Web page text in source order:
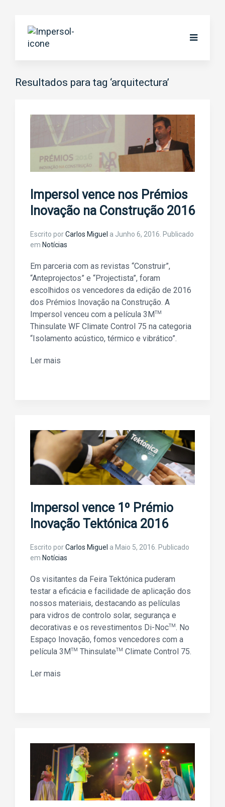
Resultados para tag ‘arquitectura’
Impersol vence nos Prémios
Inovação na Construção 2016
Escrito porCarlos Miguel a Junho 6, 2016 . Publicado
em Notícias
Em parceria com as revistas “Construir”,
“Anteprojectos” e “Projectista”, foram
escolhidos os vencedores da edição de 2016
dos Prémios Inovação na Construção. A
Impersol venceu com a película 3MTM
Thinsulate WF Climate Control 75 na categoria
“Isolamento acústico, térmico e vibrático”.
Ler mais
Impersol vence 1º Prémio
Inovação Tektónica 2016
Escrito porCarlos Miguel a Maio 5, 2016. Publicado
em Notícias
Os visitantes da Feira Tektónica puderam
testar a eficácia e facilidade de aplicação dos
nossos materiais, destacando as películas
para vidros de controlo solar, segurança e
decorativas e os revestimentos Di-NocTM. No
Espaço Inovação, fomos vencedores com a
película 3MTM ThinsulateTM Climate Control 75.
Ler mais